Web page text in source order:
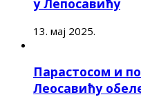
у Лепосавићу
13. мај 2025.
Парастосом и
Леосавићу